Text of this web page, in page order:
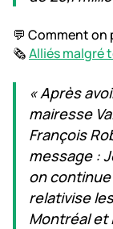
💬 Comment
🗞️Alliés malgré
« Après
mairesse
François
message :
on continue
relativise
Montréal et